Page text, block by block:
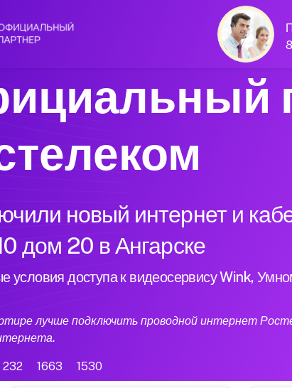
новый интернет и
дом 20 в Ангарске
условия доступа к видеосервису Wink,
лучше подключить проводной интернет
232 1663 1530